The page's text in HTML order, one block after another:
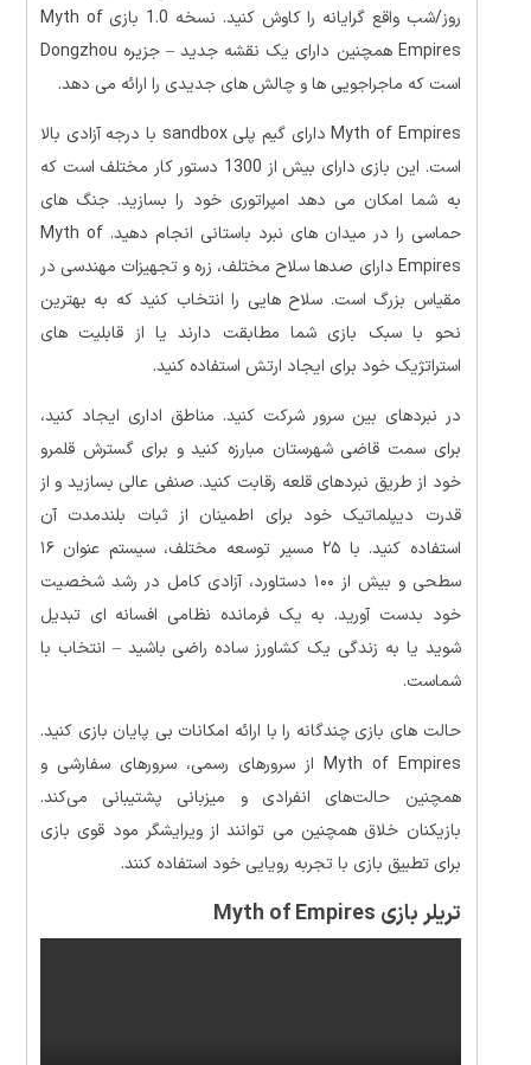
روز/شب واقع گرایانه را کاوش کنید. نسخه 1.0 بازی Myth of
Empires همچنین دارای یک نقشه جدید – جزیره Dongzhou
است که ماجراجویی ها و چالش های جدیدی را ارائه می دهد.
Myth of Empires دارای گیم پلی sandbox با درجه آزادی بالا
است. این بازی دارای بیش از 1300 دستور کار مختلف است که
به شما امکان می دهد امپراتوری خود را بسازید. جنگ های
حماسی را در میدان های نبرد باستانی انجام دهید. Myth of
Empires دارای صدها سلاح مختلف، زره و تجهیزات مهندسی در
مقیاس بزرگ است. سلاح هایی را انتخاب کنید که به بهترین
نحو با سبک بازی شما مطابقت دارند یا از قابلیت های
استراتژیک خود برای ایجاد ارتش استفاده کنید.
در نبردهای بین سرور شرکت کنید. مناطق اداری ایجاد کنید،
برای سمت قاضی شهرستان مبارزه کنید و برای گسترش قلمرو
خود از طریق نبردهای قلعه رقابت کنید. صنفی عالی بسازید و از
قدرت دیپلماتیک خود برای اطمینان از ثبات بلندمدت آن
استفاده کنید. با ۲۵ مسیر توسعه مختلف، سیستم عنوان ۱۶
سطحی و بیش از ۱۰۰ دستاورد، آزادی کامل در رشد شخصیت
خود بدست آورید. به یک فرمانده نظامی افسانه ای تبدیل
شوید یا به زندگی یک کشاورز ساده راضی باشید – انتخاب با
شماست.
حالت های بازی چندگانه را با ارائه امکانات بی پایان بازی کنید.
Myth of Empires از سرورهای رسمی، سرورهای سفارشی و
همچنین حالت‌های انفرادی و میزبانی پشتیبانی می‌کند.
بازیکنان خلاق همچنین می توانند از ویرایشگر مود قوی بازی
برای تطبیق بازی با تجربه رویایی خود استفاده کنند.
تریلر بازی Myth of Empires